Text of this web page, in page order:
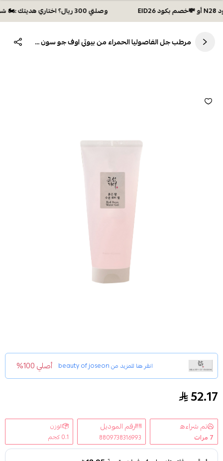
وصلتي 300 ريال؟ اختاري هديتك :🏍 شحن مجاني بكود N28 أو 💸خصم بكود EID26
مرطب جل الفاصوليا الحمراء من بيوتي اوف جو سون 100جرام
انقر هنا للمزيد منbeauty of joseon أصلي 100%
مرطب جل الفاصوليا الحمراء من بيوتي اوف جو سون 100جرام
52.17
تم شراءه
7 مرات
رقم الموديل
8809738316993
الوزن
0.1 كجم